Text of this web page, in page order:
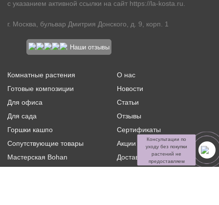
с указанием активной ссылки на сайт https://la-kosta.ru
г. Москва, бульвар Дмитрия Донского, д. 9, корп. 1
Наши отзывы
Комнатные растения
Готовые композиции
Для офиса
Для сада
Горшки кашпо
Сопутствующие товары
Мастерская Bohan
О нас
Новости
Статьи
Отзывы
Сертификаты
Акции и скидки
Доставка и оплата
Консультации по
уходу без покупки
растений не
предоставляем